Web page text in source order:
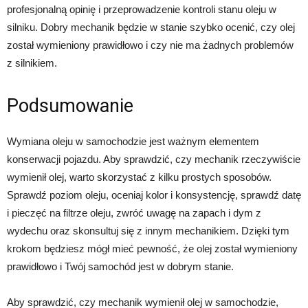
profesjonalną opinię i przeprowadzenie kontroli stanu oleju w
silniku. Dobry mechanik będzie w stanie szybko ocenić, czy olej
został wymieniony prawidłowo i czy nie ma żadnych problemów
z silnikiem.
Podsumowanie
Wymiana oleju w samochodzie jest ważnym elementem
konserwacji pojazdu. Aby sprawdzić, czy mechanik rzeczywiście
wymienił olej, warto skorzystać z kilku prostych sposobów.
Sprawdź poziom oleju, oceniaj kolor i konsystencję, sprawdź datę
i pieczęć na filtrze oleju, zwróć uwagę na zapach i dym z
wydechu oraz skonsultuj się z innym mechanikiem. Dzięki tym
krokom będziesz mógł mieć pewność, że olej został wymieniony
prawidłowo i Twój samochód jest w dobrym stanie.
Aby sprawdzić, czy mechanik wymienił olej w samochodzie,